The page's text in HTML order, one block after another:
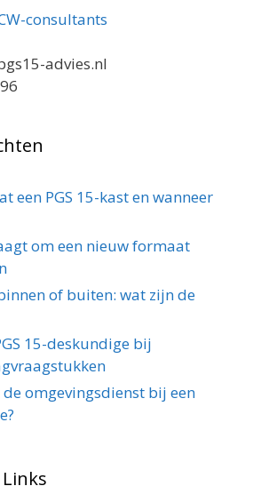
consultants
advies.nl
een PGS 15-kast en wanneer
om een nieuw formaat
of buiten: wat zijn de
15-deskundige bij
omgevingsdienst bij een